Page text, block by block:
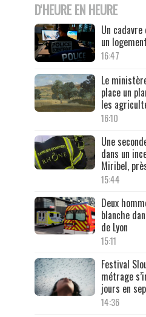
D'HEURE EN HEURE
Un
un
16:47
Le
place un
les
16:10
Une
dans un
Miribel,
15:44
Deux
blanche
de Lyon
15:11
Festival
métrage
jours en
14:36